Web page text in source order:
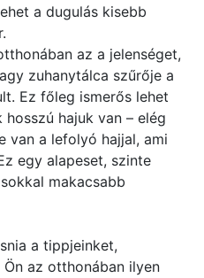
a dugulás kisebb
az a jelenséget,
zuhanytálca szűrője a
Ez főleg ismerős lehet
hajuk van – elég
van a lefolyó hajjal, ami
egy alapeset, szinte
makacsabb
a tippjeinket,
az otthonában ilyen